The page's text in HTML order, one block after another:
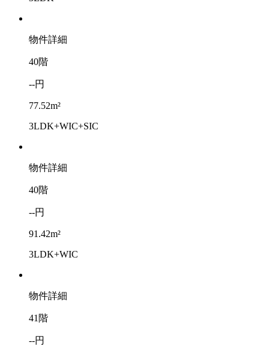
物件詳細
40階
--円
77.52m²
3LDK+WIC+SIC
物件詳細
40階
--円
91.42m²
3LDK+WIC
物件詳細
41階
--円